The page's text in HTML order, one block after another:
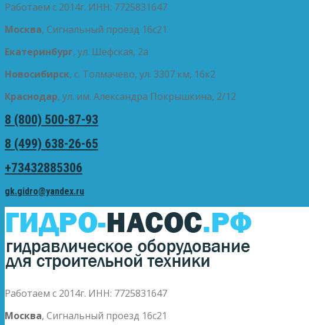
Работаем с 2014г. ИНН: 7725831647
Москва, Сигнальный проезд 16с21
Екатеринбург, ул. Шефская, 2а
Новосибирск, с. Толмачево, ул. 3307 км, 16к2
Краснодар, ул. им. Александра Покрышкина, 2/12
8 (800) 500-87-93
8 (499) 638-26-65
+73432885306
gk.gidro@yandex.ru
Работаем с 2014г. ИНН: 7725831647
Москва, Сигнальный проезд 16с21